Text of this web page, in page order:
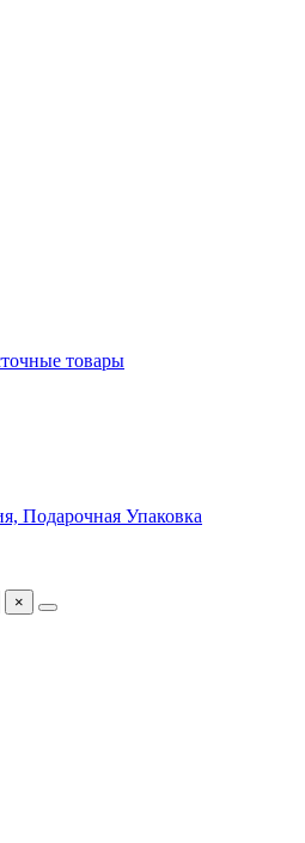
Подарочная Упаковка
×